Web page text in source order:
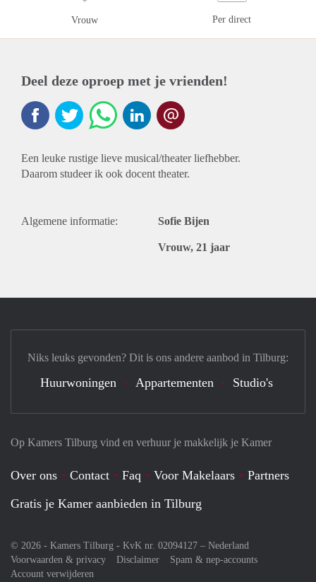
Vrouw Per direct
Deel deze oproep met je vrienden!
Een leuke rustige lieve musical/theater liefhebber.
Daarom studeer ik ook docent theater.
Algemene informatie: Sofie Bijen
Vrouw, 21 jaar
Op Kamers Tilburg vind en verhuur je makkelijk je Kamer
Over ons Contact Faq Voor Makelaars
Partners
Gratis je Kamer aanbieden in Tilburg
© 2026 - Kamers Tilburg - KvK nr. 02094127 – Nederland
Voorwaarden & privacy
Disclaimer
Spam & nep-accounts
Account verwijderen
Niks leuks gevonden? Dit is ons andere aanbod in Tilburg:
Huurwoningen Appartementen Studio's